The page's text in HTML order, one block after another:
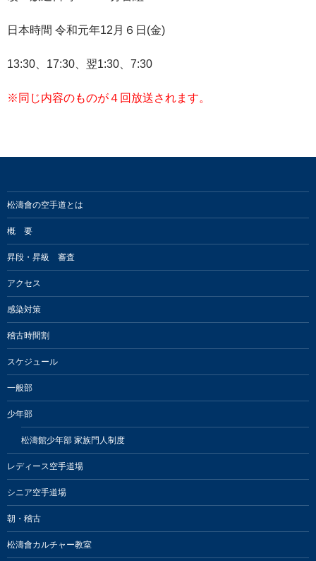
日本時間 令和元年12月６日(金)
13:30、17:30、翌1:30、7:30
※同じ内容のものが４回放送されます。
松濤會の空手道とは
概 要
昇段・昇級 審査
アクセス
感染対策
稽古時間割
スケジュール
一般部
少年部
松濤館少年部 家族門人制度
レディース空手道場
シニア空手道場
朝・稽古
松濤會カルチャー教室